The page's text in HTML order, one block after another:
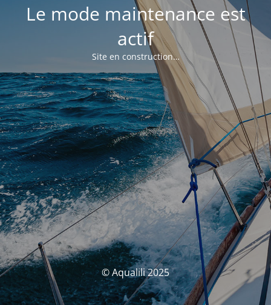
Le mode maintenance est
actif
Site en construction…
© Aqualili 2025